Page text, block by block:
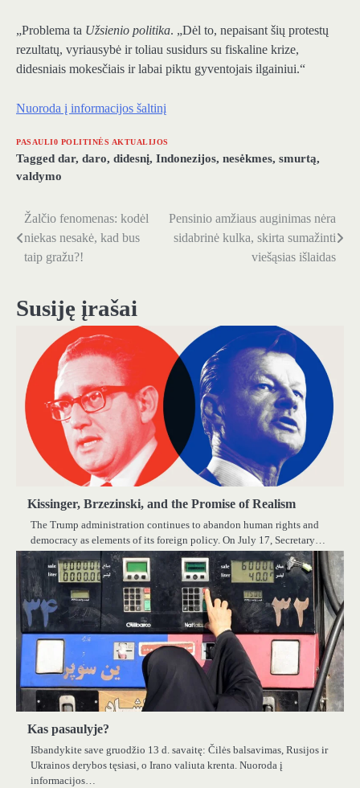
„Problema ta Užsienio politika. „Dėl to, nepaisant šių protestų
rezultatų, vyriausybė ir toliau susidurs su fiskaline krize,
didesniais mokesčiais ir labai piktu gyventojais ilgainiui.“
Nuoroda į informacijos šaltinį
PASAULI0 POLITINĖS AKTUALIJOS
Tagged dar, daro, didesnį, Indonezijos, nesėkmes, smurtą,
valdymo
Navigacija
tarp
Žalčio fenomenas: kodėl
niekas nesakė, kad bus
taip gražu?!
Pensinio amžiaus auginimas nėra
sidabrinė kulka, skirta sumažinti
viešąsias išlaidas
Susiję įrašai
Kissinger, Brzezinski, and the Promise of Realism
The Trump administration continues to abandon human rights and
democracy as elements of its foreign policy. On July 17, Secretary…
Kas pasaulyje?
Išbandykite save gruodžio 13 d. savaitę: Čilės balsavimas, Rusijos ir
Ukrainos derybos tęsiasi, o Irano valiuta krenta. Nuoroda į
informacijos…